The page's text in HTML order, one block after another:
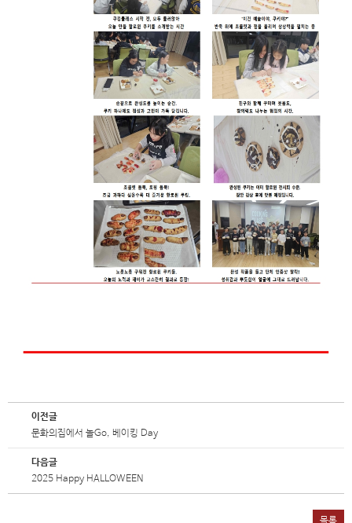
이전글
문화의집에서 놀Go, 베이킹 Day
다음글
2025 Happy HALLOWEEN
목록